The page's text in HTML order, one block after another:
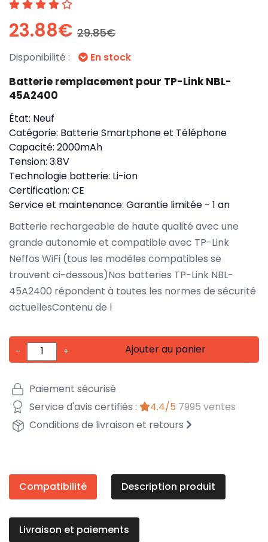
23.88€ 29.85€
Disponibilité : En stock
Batterie remplacement pour TP-Link NBL-
45A2400
État: Neuf
Catégorie: Batterie Smartphone et Téléphone
Capacité: 2000mAh
Tension: 3.8V
Technologie batterie: Li-ion
Certification: CE
Service et maintenance: Garantie limitée - 1 an
Batterie rechargeable de haute qualité avec une
grande autonomie et compatible avec TP-Link
Neffos WiFi (tous les modèles compatibles se
trouvent ci-dessous)Nos batteries TP-Link NBL-
45A2400 répondent à toutes les normes de sécurité
actuellesContenu de l
- + Ajouter au panier
Paiement sécurisé
Service d'avis certifiés :
4.4/5 7995 ventes
Conditions de livraison et retours
Compatibilité Description produit
Livraison et paiements